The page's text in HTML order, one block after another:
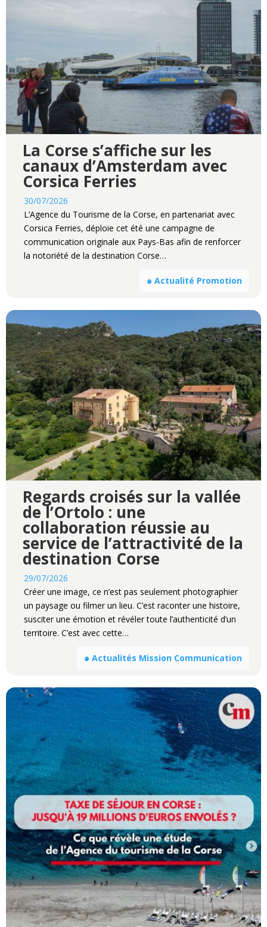
La Corse s’affiche sur les
canaux d’Amsterdam avec
Corsica Ferries
30/07/2026
L’Agence du Tourisme de la Corse, en partenariat avec
Corsica Ferries, déploie cet été une campagne de
communication originale aux Pays-Bas afin de renforcer
la notoriété de la destination Corse…
๑ Actualité Promotion
Regards croisés sur la vallée
de l’Ortolo : une
collaboration réussie au
service de l’attractivité de la
destination Corse
29/07/2026
Créer une image, ce n’est pas seulement photographier
un paysage ou filmer un lieu. C’est raconter une histoire,
susciter une émotion et révéler toute l’authenticité d’un
territoire. C’est avec cette…
๑ Actualités Mission Communication